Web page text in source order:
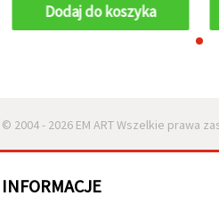
Dodaj do koszyka
© 2004 - 2026 EM ART Wszelkie prawa
INFORMACJE